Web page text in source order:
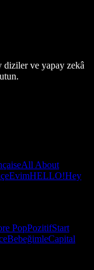
diziler ve yapay zekâ
All About
EvimHELLO!Hey
PopPozitifStart
BebeğimleCapital